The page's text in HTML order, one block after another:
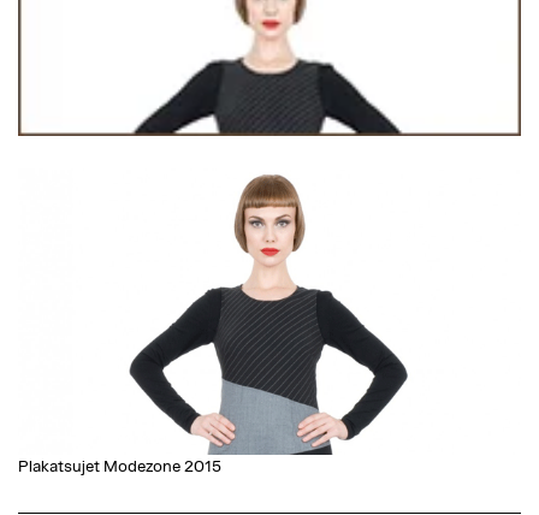
Plakatsujet Modezone 2015